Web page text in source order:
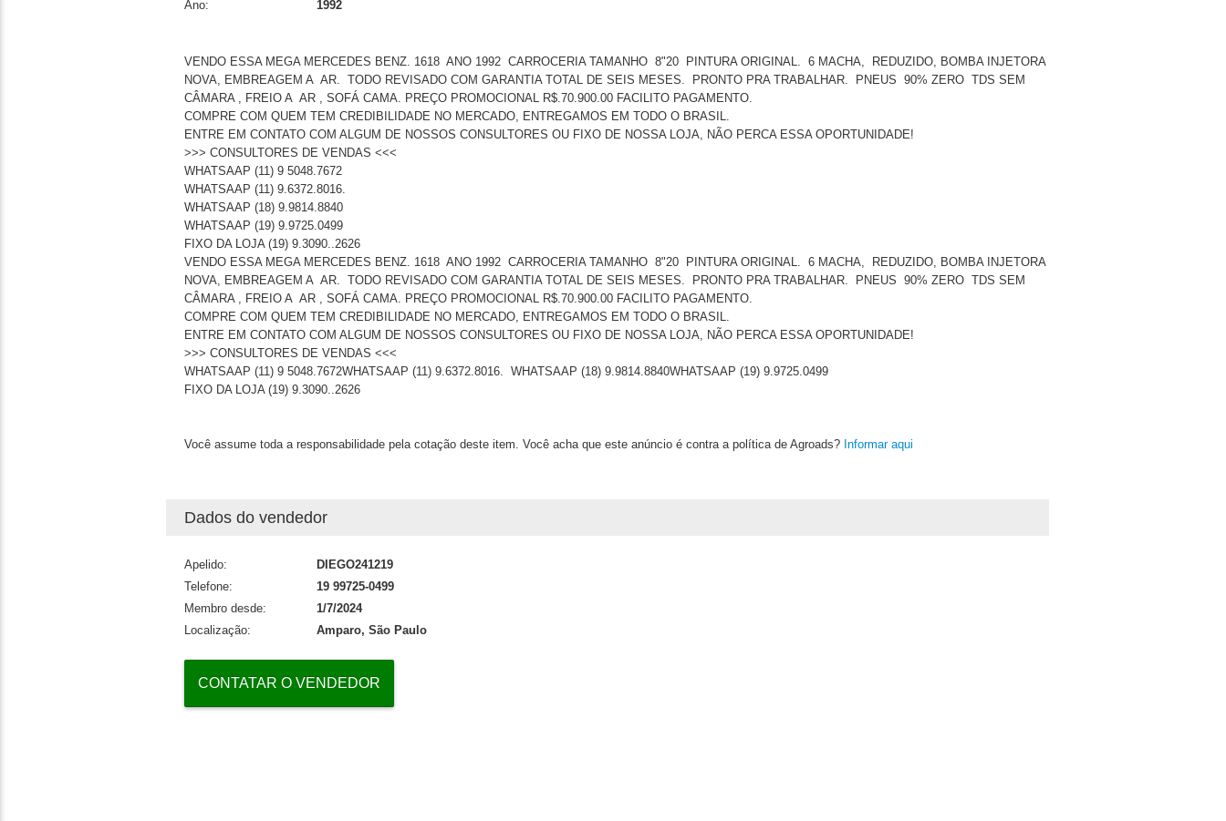
Ano:
1992
VENDO ESSA MEGA MERCEDES BENZ. 1618 ANO 1992 CARROCERIA TAMANHO 8"20 PINTURA ORIGINAL. 6 MACHA, REDUZIDO, BOMBA INJETORA
NOVA, EMBREAGEM A AR. TODO REVISADO COM GARANTIA TOTAL DE SEIS MESES. PRONTO PRA TRABALHAR. PNEUS 90% ZERO TDS SEM
CÂMARA , FREIO A AR , SOFÁ CAMA. PREÇO PROMOCIONAL R$.70.900.00 FACILITO PAGAMENTO.
COMPRE COM QUEM TEM CREDIBILIDADE NO MERCADO, ENTREGAMOS EM TODO O BRASIL.
ENTRE EM CONTATO COM ALGUM DE NOSSOS CONSULTORES OU FIXO DE NOSSA LOJA, NÃO PERCA ESSA OPORTUNIDADE!
>>> CONSULTORES DE VENDAS <<<
WHATSAAP (11) 9 5048.7672
WHATSAAP (11) 9.6372.8016.
WHATSAAP (18) 9.9814.8840
WHATSAAP (19) 9.9725.0499
FIXO DA LOJA (19) 9.3090..2626
VENDO ESSA MEGA MERCEDES BENZ. 1618 ANO 1992 CARROCERIA TAMANHO 8"20 PINTURA ORIGINAL. 6 MACHA, REDUZIDO, BOMBA INJETORA
NOVA, EMBREAGEM A AR. TODO REVISADO COM GARANTIA TOTAL DE SEIS MESES. PRONTO PRA TRABALHAR. PNEUS 90% ZERO TDS SEM
CÂMARA , FREIO A AR , SOFÁ CAMA. PREÇO PROMOCIONAL R$.70.900.00 FACILITO PAGAMENTO.
COMPRE COM QUEM TEM CREDIBILIDADE NO MERCADO, ENTREGAMOS EM TODO O BRASIL.
ENTRE EM CONTATO COM ALGUM DE NOSSOS CONSULTORES OU FIXO DE NOSSA LOJA, NÃO PERCA ESSA OPORTUNIDADE!
>>> CONSULTORES DE VENDAS <<<
WHATSAAP (11) 9 5048.7672WHATSAAP (11) 9.6372.8016. WHATSAAP (18) 9.9814.8840WHATSAAP (19) 9.9725.0499
FIXO DA LOJA (19) 9.3090..2626
Você assume toda a responsabilidade pela cotação deste item. Você acha que este anúncio é contra a política de Agroads? Informar aqui
Dados do vendedor
Apelido:
DIEGO241219
Telefone:
19 99725-0499
Membro desde:
1/7/2024
Localização:
Amparo, São Paulo
CONTATAR O VENDEDOR